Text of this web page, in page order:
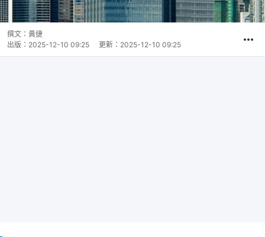
撰文： 黃捷
出版： 2025-12-10 09:25 更新： 2025-12-10 09:25